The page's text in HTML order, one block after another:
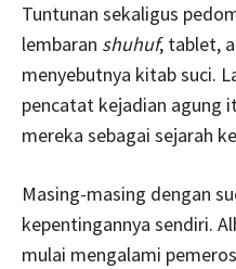
Tuntunan sekaligus
lembaran shuhuf, tablet,
menyebutnya kitab suci.
pencatat kejadian agung
mereka sebagai sejarah
Masing-masing dengan
kepentingannya sendiri.
mulai mengalami